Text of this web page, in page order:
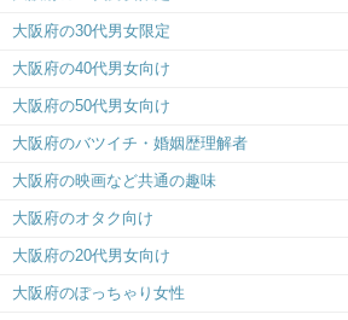
大阪府の30代男女限定
大阪府の40代男女向け
大阪府の50代男女向け
大阪府のバツイチ・婚姻歴理解者
大阪府の映画など共通の趣味
大阪府のオタク向け
大阪府の20代男女向け
大阪府のぽっちゃり女性